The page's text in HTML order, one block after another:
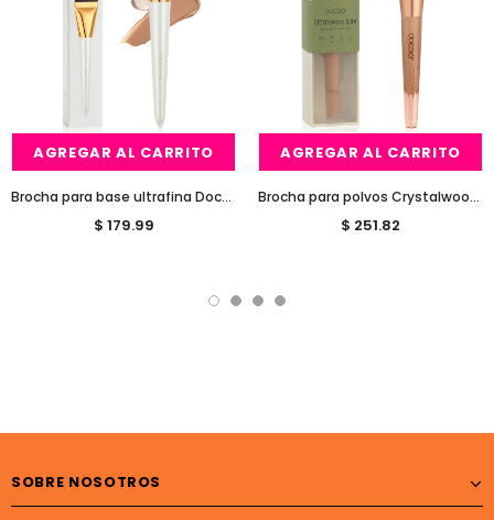
AGREGAR AL CARRITO
Brocha para base ultrafina Docolor
$ 179.99
AGREGAR AL CARRITO
Brocha para polvos Crystalwood Glow
$ 251.82
SOBRE NOSOTROS